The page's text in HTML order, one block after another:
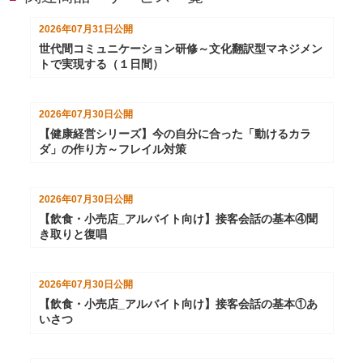
2026年07月31日公開
世代間コミュニケーション研修～文化翻訳型マネジメン
トで実現する（１日間）
2026年07月30日 公開
【健康経営シリーズ】今の自分に合った「動けるカラ
ダ」の作り方～フレイル対策
2026年07月30日 公開
【飲食・小売店_アルバイト向け】接客会話の基本④聞
き取りと復唱
2026年07月30日 公開
【飲食・小売店_アルバイト向け】接客会話の基本①あ
いさつ